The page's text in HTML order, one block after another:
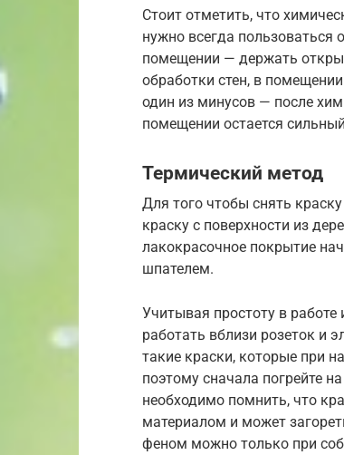
Стоит отметить, что
нужно всегда
помещении — держать
обработки стен, в
один из минусов — после
помещении остается
Термический метод
Для того чтобы снять
краску с поверхности из
лакокрасочное покрытие
шпателем.
Учитывая простоту в
работать вблизи розеток и
такие краски, которые при
поэтому сначала погрейте
необходимо помнить, что
материалом и может
феном можно только при